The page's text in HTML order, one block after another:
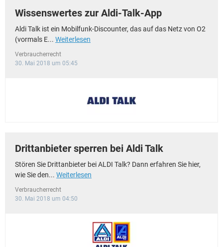
Wissenswertes zur Aldi-Talk-App
Aldi Talk ist ein Mobilfunk-Discounter, das auf das Netz von O2
(vormals E... Weiterlesen
Verbraucherrecht
30. Mai 2018 um 05:45
Drittanbieter sperren bei Aldi Talk
Stören Sie Drittanbieter bei ALDI Talk? Dann erfahren Sie hier,
wie Sie den... Weiterlesen
Verbraucherrecht
30. Mai 2018 um 04:50